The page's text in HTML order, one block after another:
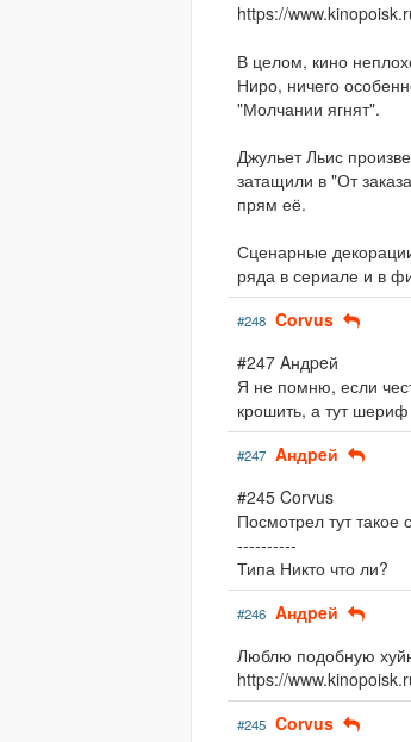
https://
В целом, кино
Ниро, ничего
"Молчании ягнят".
Джульет Льис
затащили в "От
прям её.
Сценарные
ряда в сериале и в
#248 Corvus
#247 Aндpeй
Я не помню, если
крошить, а тут
#247 Aндpeй
#245 Corvus
Посмотрел тут
----------
Типа Никто что ли?
#246 Aндpeй
Люблю подобную
https://
#245 Corvus